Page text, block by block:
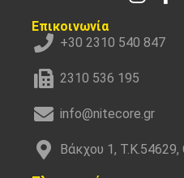
Επικοινωνία
+30 2310 540 847
2310 536 195
info@nitecore.gr
Βάκχου 1, Τ.Κ.54629,